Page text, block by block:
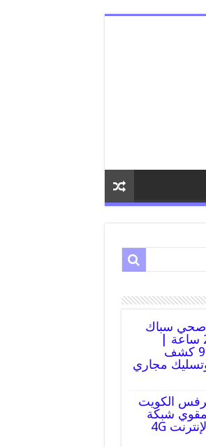
صحي سباك
القرين 24 ساعة |
99009522 كشف
مجاري
الكويت
شبكة
الجوال والإنترنت 4G